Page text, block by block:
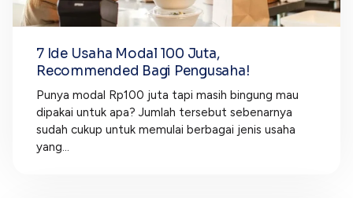
7 Ide Usaha Modal 100 Juta,
Recommended Bagi Pengusaha!
Punya modal Rp100 juta tapi masih bingung mau
dipakai untuk apa? Jumlah tersebut sebenarnya
sudah cukup untuk memulai berbagai jenis usaha
yang...